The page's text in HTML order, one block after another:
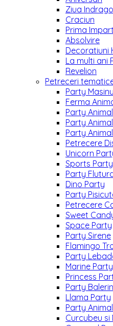
Ziua
Craciun
Prima
Absolvire
Decoratiuni
La multi ani
Revelion
Petreceri
Party
Ferma
Party
Party
Party
Petrecere
Unicorn
Sports Party
Party
Dino Party
Party
Petrecere
Sweet
Space Party
Party Sirene
Flamingo
Party
Marine Party
Princess
Party
Llama Party
Party
Curcubeu si